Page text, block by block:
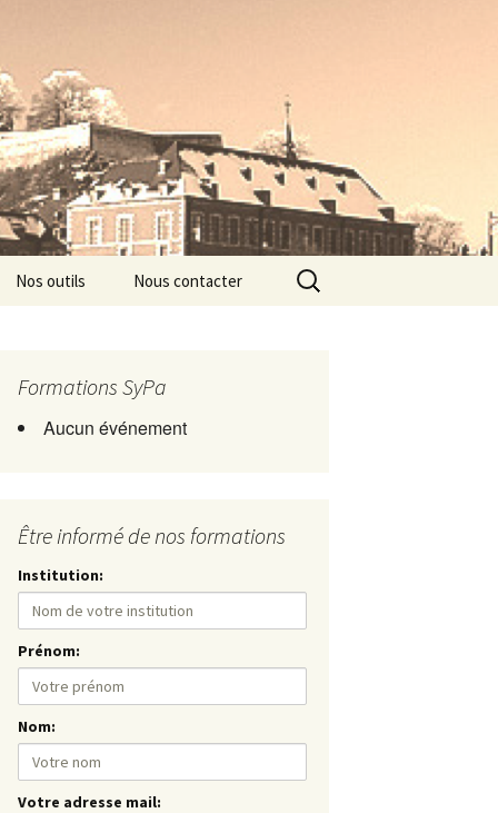
Nos outils Nous contacter
Rechercher :
Formations SyPa
Aucun événement
Être informé de nos formations
Institution:
Prénom:
Nom:
Votre adresse mail: